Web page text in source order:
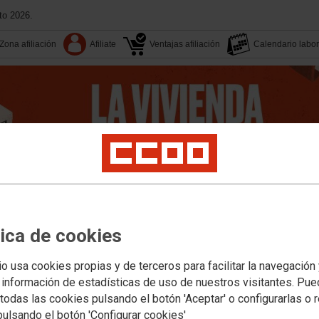
de cookies
usa cookies propias y de terceros para facilitar la navegación
de estadísticas de uso de nuestros visitantes.
las cookies pulsando el botón 'Aceptar' o configurarlas o
el botón 'Configurar cookies'
2026.
Zona afiliación Afiliate Ventajas afiliación Calendario
Agenda
Salud Laboral Sostenibilidad medioambiental Mujer e igualdad
a las personas afiliadas Movimientos sociales Formación y cultura